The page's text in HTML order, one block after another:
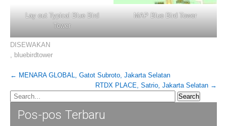
Lay out Typical Blue Bird
Tower
MAP Blue Bird Tower
DISEWAKAN
, bluebirdtower
Post
navigation
← MENARA GLOBAL, Gatot Subroto, Jakarta Selatan
RTDX PLACE, Satrio, Jakarta Selatan →
Pos-pos Terbaru